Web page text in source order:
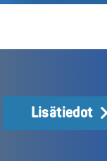
Lisätiedot